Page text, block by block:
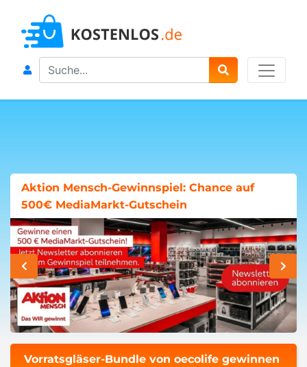
Search
Aktion Mensch-Gewinnspiel: Chance auf
500€ MediaMarkt-Gutschein
Vorratsgläser-Bundle von oecolife gewinnen